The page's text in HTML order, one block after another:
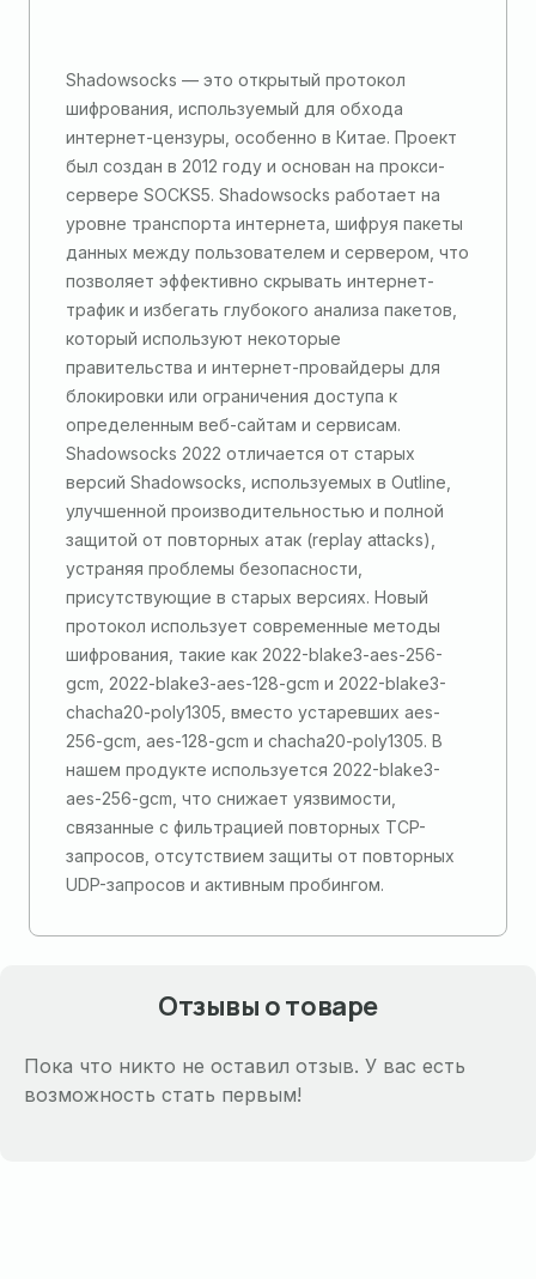
Shadowsocks — это открытый протокол
шифрования, используемый для обхода
интернет-цензуры, особенно в Китае. Проект
был создан в 2012 году и основан на прокси-
сервере SOCKS5. Shadowsocks работает на
уровне транспорта интернета, шифруя пакеты
данных между пользователем и сервером, что
позволяет эффективно скрывать интернет-
трафик и избегать глубокого анализа пакетов,
который используют некоторые
правительства и интернет-провайдеры для
блокировки или ограничения доступа к
определенным веб-сайтам и сервисам​​.
Shadowsocks 2022 отличается от старых
версий Shadowsocks, используемых в Outline,
улучшенной производительностью и полной
защитой от повторных атак (replay attacks),
устраняя проблемы безопасности,
присутствующие в старых версиях. Новый
протокол использует современные методы
шифрования, такие как 2022-blake3-aes-256-
gcm, 2022-blake3-aes-128-gcm и 2022-blake3-
chacha20-poly1305, вместо устаревших aes-
256-gcm, aes-128-gcm и chacha20-poly1305. В
нашем продукте используется 2022-blake3-
aes-256-gcm, что снижает уязвимости,
связанные с фильтрацией повторных TCP-
запросов, отсутствием защиты от повторных
UDP-запросов и активным пробингом.
Отзывы о товаре
Пока что никто не оставил отзыв. У вас есть
возможность стать первым!